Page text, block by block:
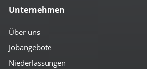
Unternehmen
Über uns
Jobangebote
Niederlassungen